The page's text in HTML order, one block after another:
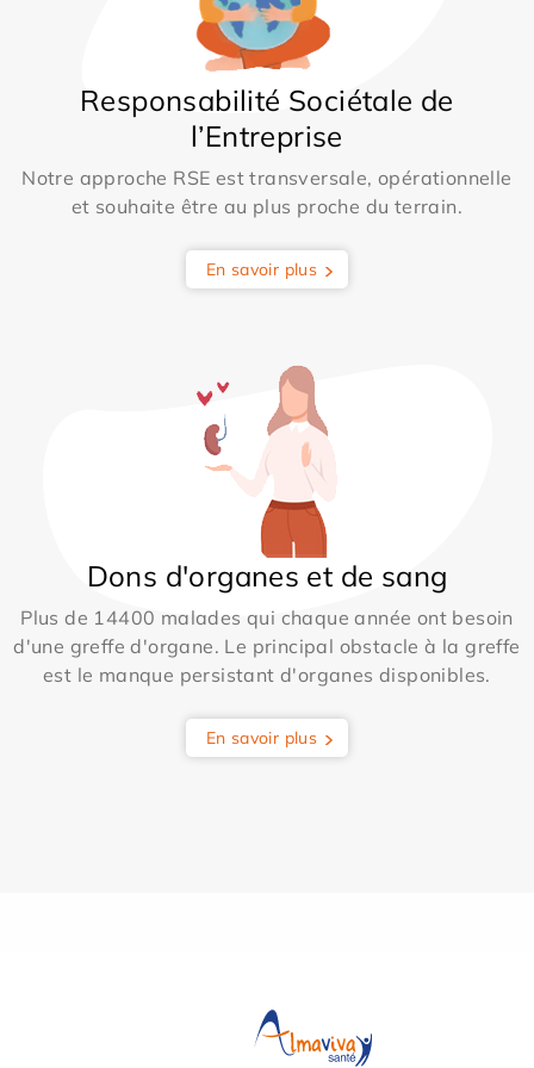
Responsabilité Sociétale de
l’Entreprise
Notre approche RSE est transversale, opérationnelle
et souhaite être au plus proche du terrain.
En savoir plus
Dons d'organes et de sang
Plus de 14400 malades qui chaque année ont besoin
d'une greffe d'organe. Le principal obstacle à la greffe
est le manque persistant d'organes disponibles.
En savoir plus